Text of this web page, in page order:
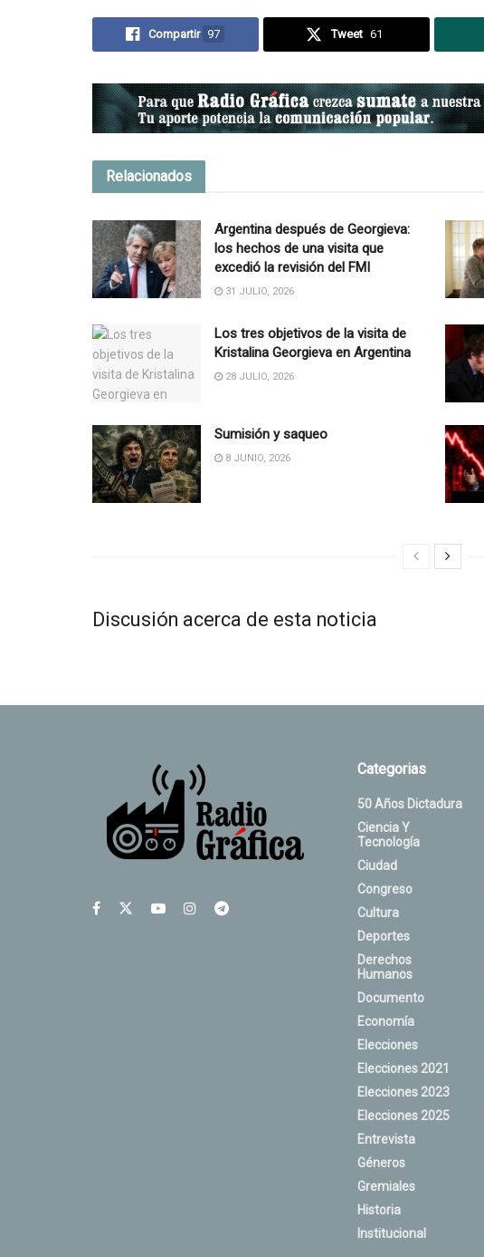
Compartir 97 Tweet 61
Relacionados
Argentina después de Georgieva:
los hechos de una visita que
excedió la revisión del FMI
31 JULIO, 2026
Los tres objetivos de la visita de
Kristalina Georgieva en Argentina
28 JULIO, 2026
Sumisión y saqueo
8 JUNIO, 2026
Discusión acerca de esta noticia
Categorias
50 Años Dictadura
Ciencia Y
Tecnología
Ciudad
Congreso
Cultura
Deportes
Derechos
Humanos
Documento
Economía
Elecciones
Elecciones 2021
Elecciones 2023
Elecciones 2025
Entrevista
Géneros
Gremiales
Historia
Institucional